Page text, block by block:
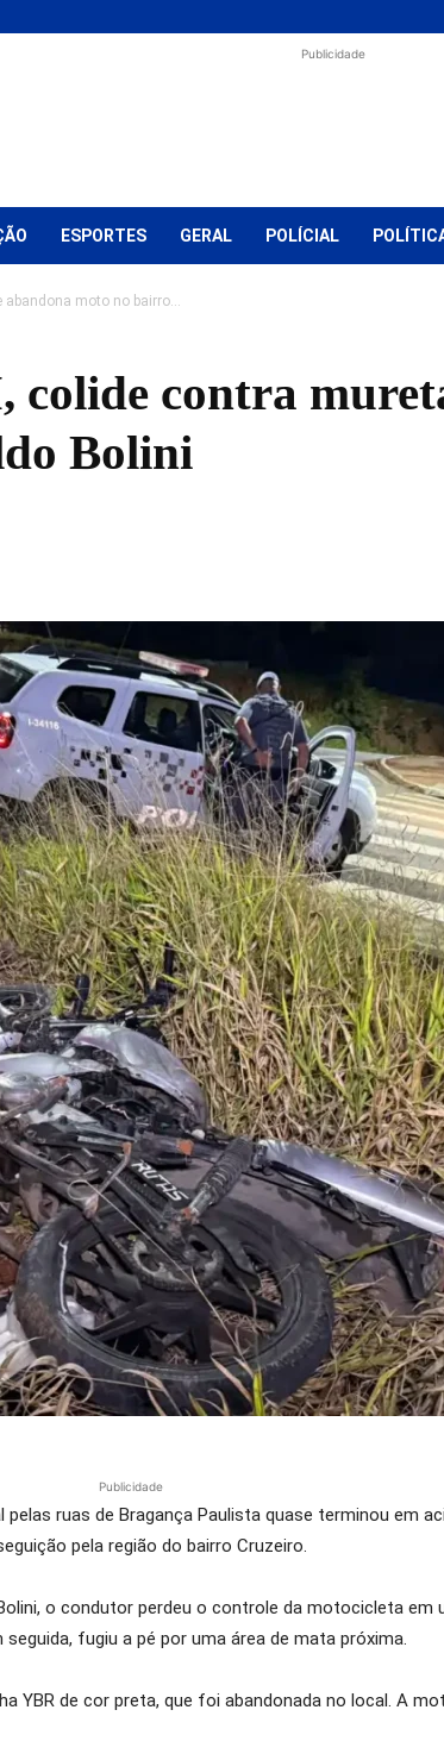
Publicidade
ESPORTES GERAL POLÍCIAL
moto no bairro...
colide contra
Bolini
Publicidade
ruas de Bragança Paulista quase terminou em
pela região do bairro Cruzeiro.
o condutor perdeu o controle da motocicleta
fugiu a pé por uma área de mata próxima.
YBR de cor preta, que foi abandonada no local. A